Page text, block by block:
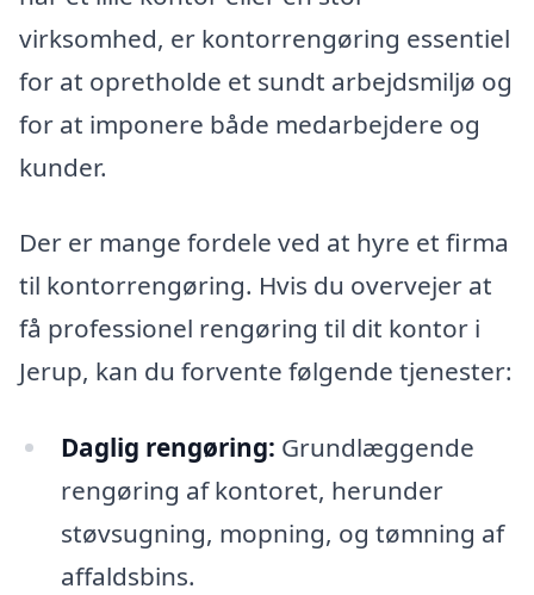
virksomhed, er kontorrengøring essentiel
for at opretholde et sundt arbejdsmiljø og
for at imponere både medarbejdere og
kunder.
Der er mange fordele ved at hyre et firma
til kontorrengøring. Hvis du overvejer at
få professionel rengøring til dit kontor i
Jerup, kan du forvente følgende tjenester:
Daglig rengøring: Grundlæggende
rengøring af kontoret, herunder
støvsugning, mopning, og tømning af
affaldsbins.